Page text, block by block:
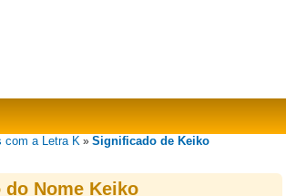
com a Letra K »Significado de Keiko
Nome Keiko